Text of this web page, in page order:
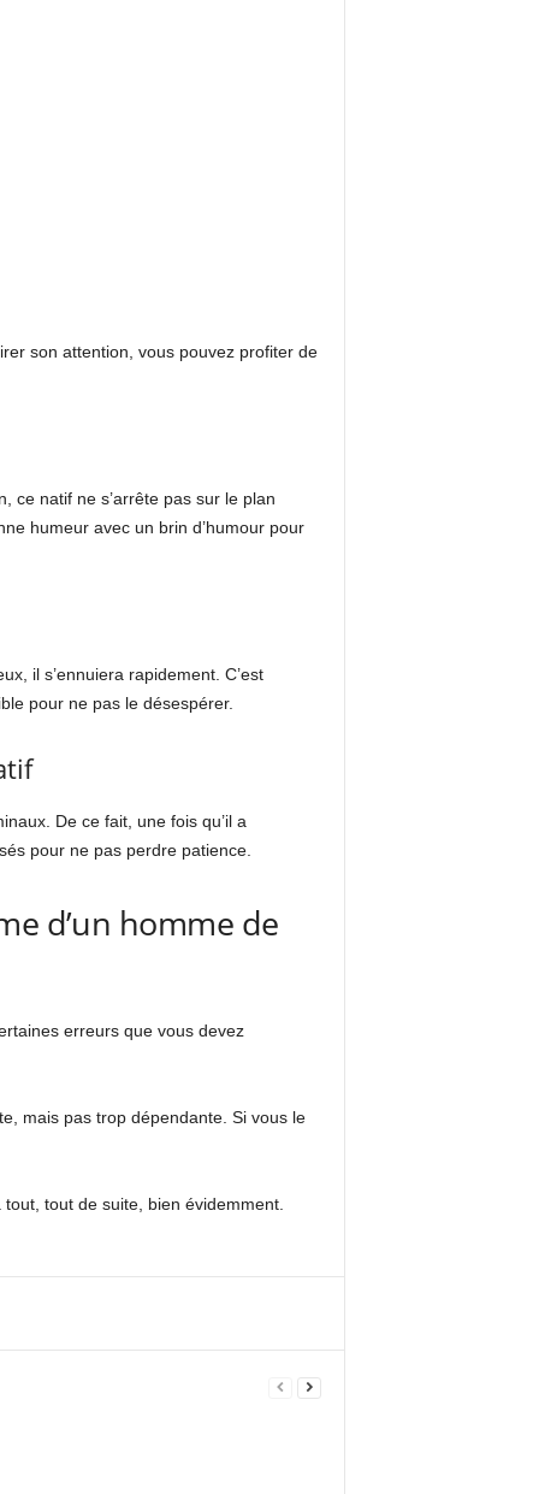
son attention, vous pouvez profiter de
ce natif ne s’arrête pas sur le plan
humeur avec un brin d’humour pour
il s’ennuiera rapidement. C’est
pour ne pas le désespérer.
De ce fait, une fois qu’il a
pour ne pas perdre patience.
d’un homme de
erreurs que vous devez
mais pas trop dépendante. Si vous le
tout de suite, bien évidemment.